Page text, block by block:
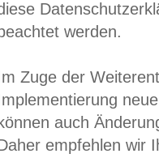
beachtet werden.
Zuge der
können auch
empfehlen wir